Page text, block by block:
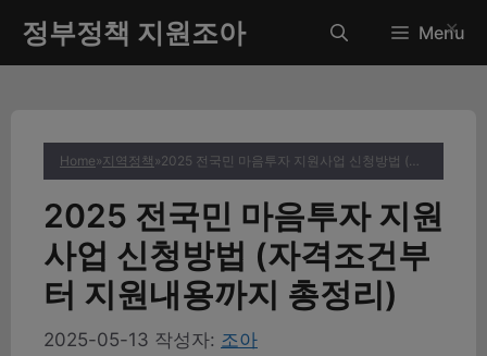
츠
정부정책 지원조아 Menu
Home»지역정책 » 2025 전국민 마음투자 지원사업 신청방법 (자격조건부터 지원내용까지 총정리)
2025 전국민 마음투자 지원
사업 신청방법 (자격조건부
터 지원내용까지 총정리)
2025-05-13 작성자: 조아
✕